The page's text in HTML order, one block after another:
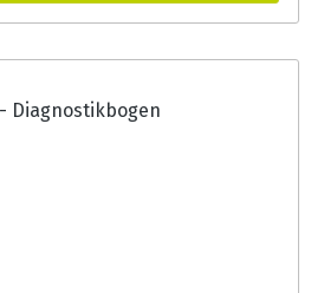
Ernährung,
Abklärung Organe und
und -beratung.